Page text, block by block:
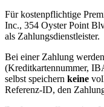
Für kostenpflichtige
Inc., 354 Oyster Point
als Zahlungsdienstleister.
Bei einer Zahlung
(Kreditkartennummer,
selbst speichern keine
Referenz-ID, den